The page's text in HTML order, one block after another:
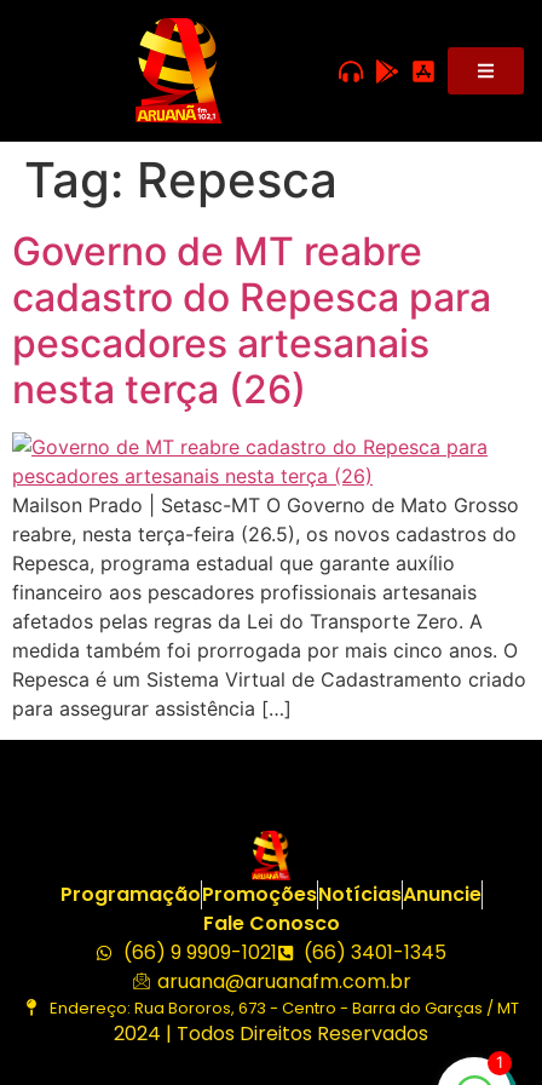
Tag: Repesca
Governo de MT reabre
cadastro do Repesca para
pescadores artesanais
nesta terça (26)
Mailson Prado | Setasc-MT O Governo de Mato Grosso
reabre, nesta terça-feira (26.5), os novos cadastros do
Repesca, programa estadual que garante auxílio
financeiro aos pescadores profissionais artesanais
afetados pelas regras da Lei do Transporte Zero. A
medida também foi prorrogada por mais cinco anos. O
Repesca é um Sistema Virtual de Cadastramento criado
para assegurar assistência […]
ProgramaçãoPromoçõesNotíciasAnuncie
Fale Conosco
(66) 9 9909-1021
(66) 3401-1345
aruana@aruanafm.com.br
Endereço: Rua Bororos, 673 - Centro - Barra do Garças / MT
2024 | Todos Direitos Reservados
1